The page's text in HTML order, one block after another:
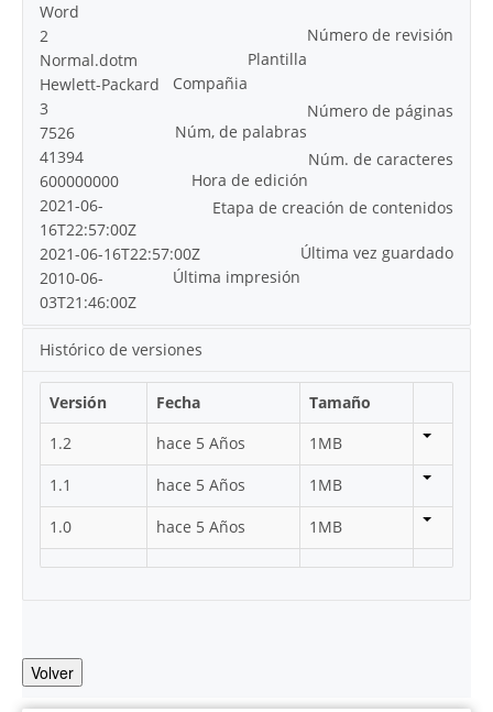
Word
Número de revisión
2
Plantilla
Normal.dotm
Compañia
Hewlett-Packard
Número de páginas
3
Núm, de palabras
7526
Núm. de caracteres
41394
Hora de edición
600000000
Etapa de creación de contenidos
2021-06-
16T22:57:00Z
Última vez guardado
2021-06-16T22:57:00Z
Última impresión
2010-06-
03T21:46:00Z
Histórico de versiones
Versión Fecha
Tamaño
1.2
hace 5 Años
1MB
1.1
hace 5 Años
1MB
1.0
hace 5 Años 1MB
Volver